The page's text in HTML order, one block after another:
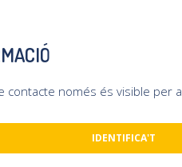
contacte només és visible per a
IDENTIFICA'T